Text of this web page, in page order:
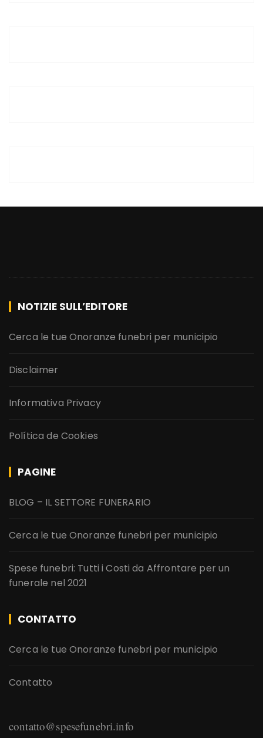
NOTIZIE SULL’EDITORE
Cerca le tue Onoranze funebri per municipio
Disclaimer
Informativa Privacy
Política de Cookies
PAGINE
BLOG – IL SETTORE FUNERARIO
Cerca le tue Onoranze funebri per municipio
Spese funebri: Tutti i Costi da Affrontare per un
funerale nel 2021
CONTATTO
Cerca le tue Onoranze funebri per municipio
Contatto
contatto@spesefunebri.info